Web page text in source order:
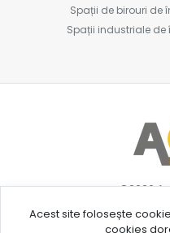
Spații de birouri de
Spații industriale de
©2026
Acest site folosește
cookies